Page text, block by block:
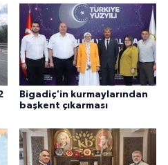
Bigadiç'in kurmaylarından
başkent çıkarması